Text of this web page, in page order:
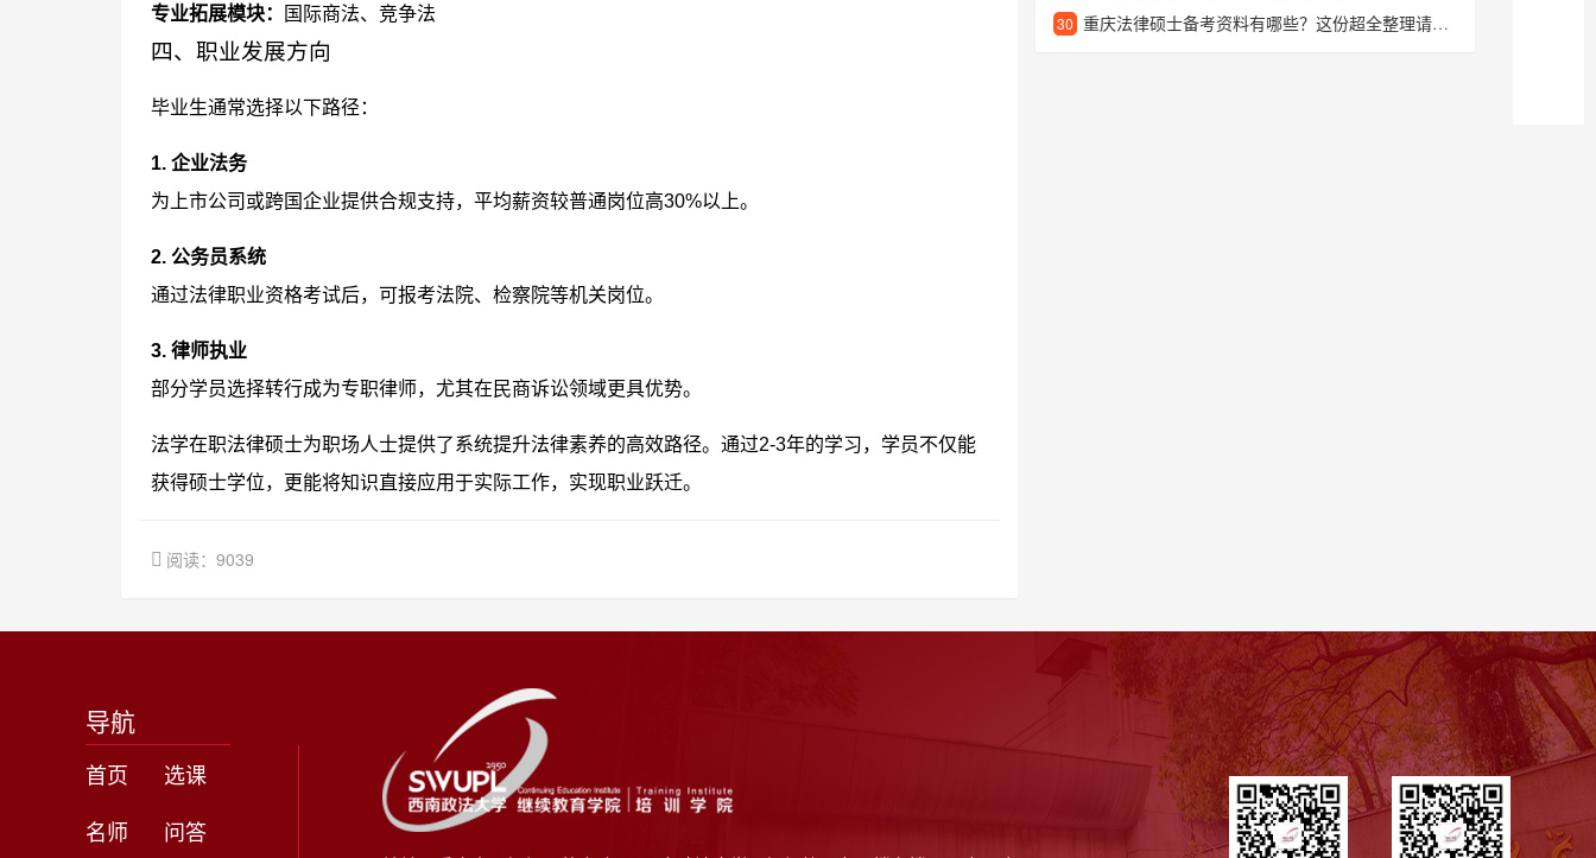
专业拓展模块：
国际商法、竞争法
四、职业发展方向
毕业生通常选择以下路径：
1. 企业法务
为上市公司或跨国企业提供合规支持，平均薪资较普通岗位高30%以上。
2. 公务员系统
通过法律职业资格考试后，可报考法院、检察院等机关岗位。
3. 律师执业
部分学员选择转行成为专职律师，尤其在民商诉讼领域更具优势。
法学在职法律硕士为职场人士提供了系统提升法律素养的高效路径。通过2-3年的学习，学员不仅能
获得硕士学位，更能将知识直接应用于实际工作，实现职业跃迁。
阅读：9039
30 重庆法律硕士备考资料有哪些？这份超全整理请收好
导航
首页
选课
名师
问答